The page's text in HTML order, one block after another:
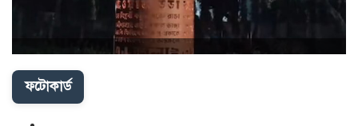
ফটোকার্ড